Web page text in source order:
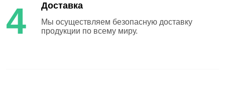
4 Доставка
Мы осуществляем безопасную доставку
продукции по всему миру.